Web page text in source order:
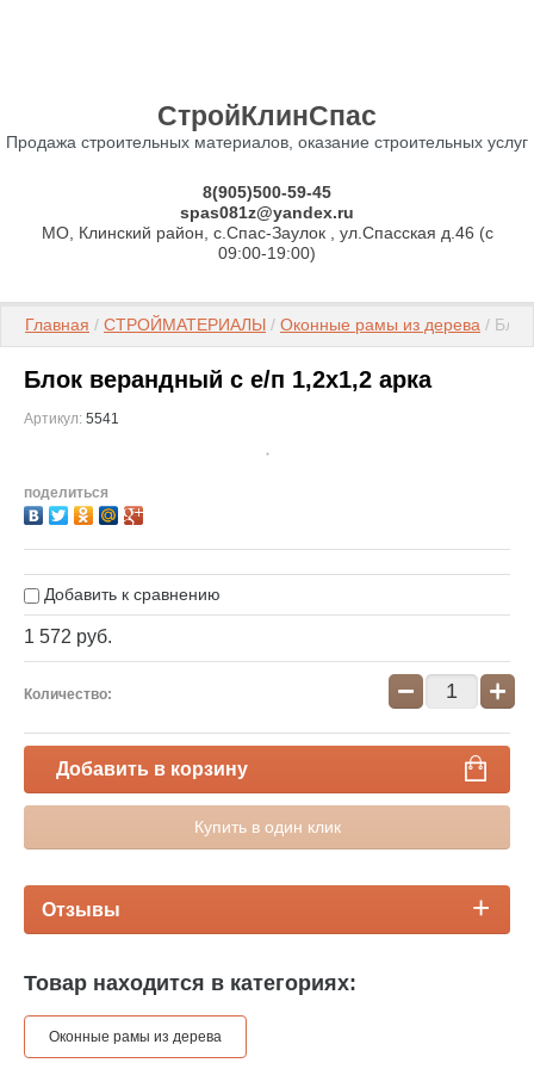
СтройКлинСпас
Продажа строительных материалов, оказание строительных услуг
8(905)500-59-45
spas081z@yandex.ru
МО, Клинский район, с.Спас-Заулок , ул.Спасская д.46 (c
09:00-19:00)
Главная / СТРОЙМАТЕРИАЛЫ / Оконные рамы из дерева /
Блок верандный с е/п 1,2х1,2 арка
Артикул: 5541
поделиться
Добавить к сравнению
1 572 руб.
Количество: − +
Добавить в корзину
Купить в один клик
Отзывы
Товар находится в категориях:
Оконные рамы из дерева